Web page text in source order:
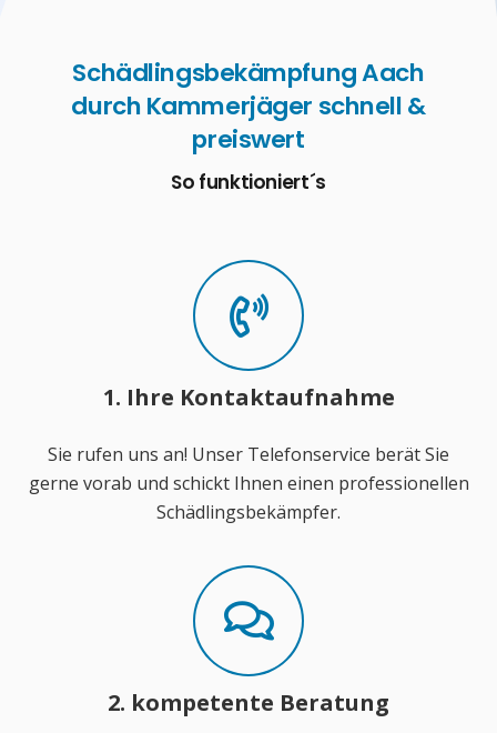
Schädlingsbekämpfung Aach
durch Kammerjäger schnell &
preiswert
So funktioniert´s
1. Ihre Kontaktaufnahme
Sie rufen uns an! Unser Telefonservice berät Sie
gerne vorab und schickt Ihnen einen professionellen
Schädlingsbekämpfer.
2. kompetente Beratung